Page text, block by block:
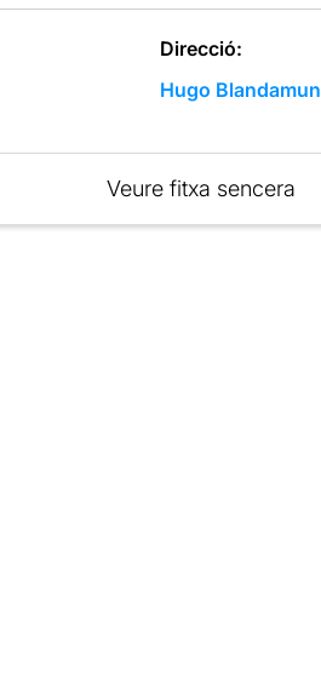
Direcció:
Hugo
Veure fitxa sencera